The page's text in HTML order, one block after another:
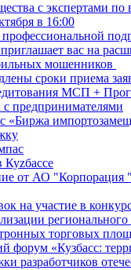
с экспертами
в 16:00
вас на
мошенников
сроки приема
МСП +
с предпринимателями
«Биржа
от АО
на участие в
торговых
форум «Кузбасс:
разработчиков